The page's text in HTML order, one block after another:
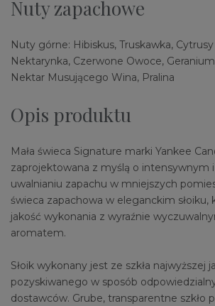
Nuty zapachowe
Nuty górne: Hibiskus, Truskawka,
Nektarynka, Czerwone Owoce,
Nektar Musującego Wina, Pralina
Opis produktu
Mała świeca Signature marki Yankee
zaprojektowana z myślą o intensywnym
uwalnianiu zapachu w mniejszych
świeca zapachowa w eleganckim słoiku,
jakość wykonania z wyraźnie
aromatem.
Słoik wykonany jest ze szkła najwyższej
pozyskiwanego w sposób
dostawców. Grube, transparentne szkło